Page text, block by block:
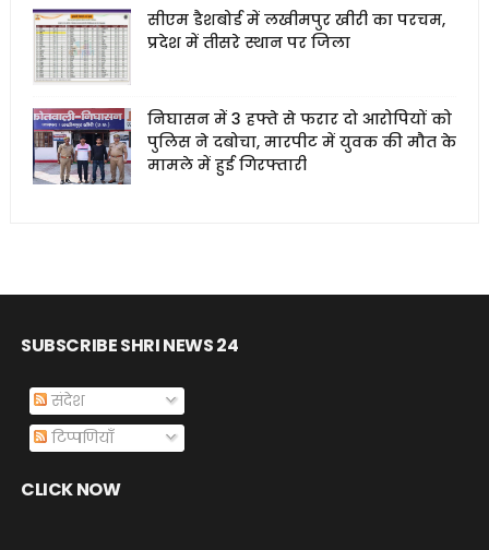
सीएम डैशबोर्ड में लखीमपुर खीरी का परचम,
प्रदेश में तीसरे स्थान पर जिला
निघासन में 3 हफ्ते से फरार दो आरोपियों को
पुलिस ने दबोचा, मारपीट में युवक की मौत के
मामले में हुई गिरफ्तारी
SUBSCRIBE SHRI NEWS 24
संदेश
टिप्पणियाँ
CLICK NOW